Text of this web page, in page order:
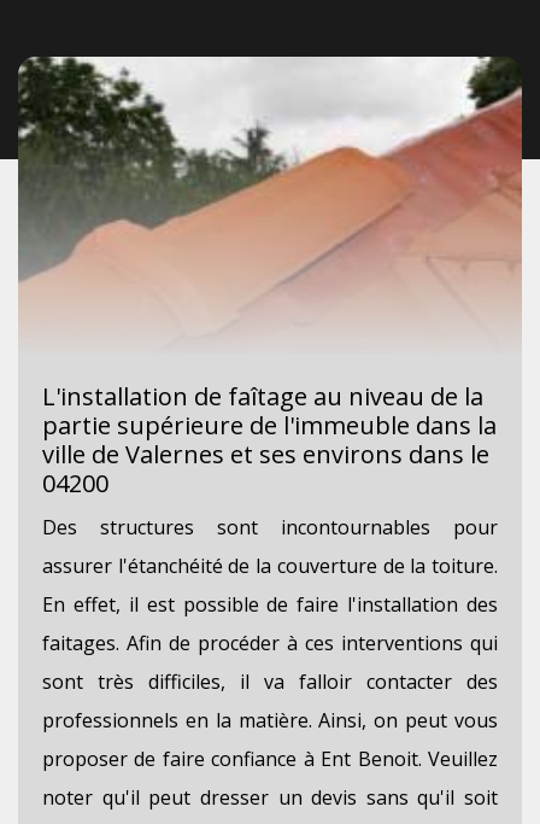
L'installation de faîtage au niveau de la
partie supérieure de l'immeuble dans la
ville de Valernes et ses environs dans le
04200
Des structures sont incontournables pour
assurer l'étanchéité de la couverture de la toiture.
En effet, il est possible de faire l'installation des
faitages. Afin de procéder à ces interventions qui
sont très difficiles, il va falloir contacter des
professionnels en la matière. Ainsi, on peut vous
proposer de faire confiance à Ent Benoit. Veuillez
noter qu'il peut dresser un devis sans qu'il soit